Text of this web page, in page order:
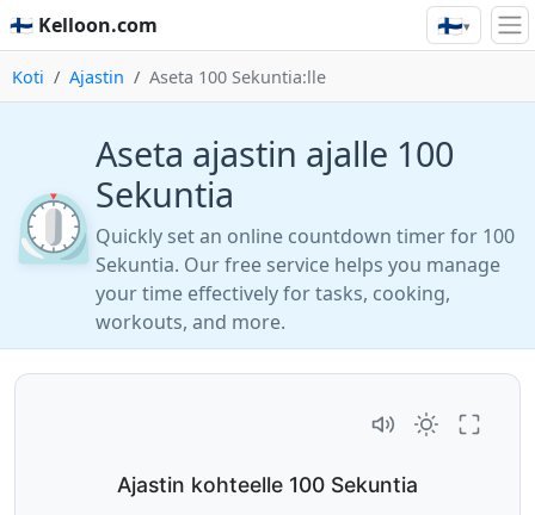
🇫🇮 Kelloon.com 🇫🇮▾
Koti Ajastin Aseta 100 Sekuntia:lle
⏲️
Aseta ajastin ajalle 100
Sekuntia
Quickly set an online countdown timer for 100
Sekuntia. Our free service helps you manage
your time effectively for tasks, cooking,
workouts, and more.